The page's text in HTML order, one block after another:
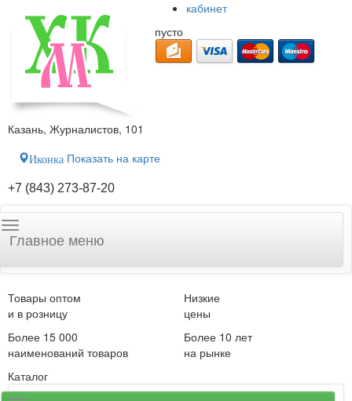
кабинет
пусто
Казань, Журналистов, 101
Иконка Показать на карте
+7 (843) 273-87-20
Главное меню
Товары оптом
и в розницу
Низкие
цены
Более 15 000
наименований товаров
Более 10 лет
на рынке
Каталог